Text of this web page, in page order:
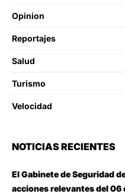
Opinion
Reportajes
Salud
Turismo
Velocidad
NOTICIAS RECIENTES
El Gabinete de Seguridad
acciones relevantes del 06